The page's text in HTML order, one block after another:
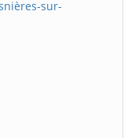
sur-